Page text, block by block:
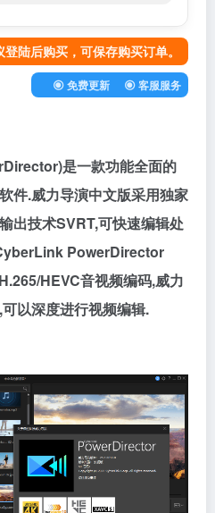
陆后购买，可保存购买订单。
免费更新 客服服务
是一款功能全面的
件.威力导演中文版采用独家
出技术SVRT,可快速编辑处
PowerDirector
HEVC音视频编码,威力
以深度进行视频编辑.